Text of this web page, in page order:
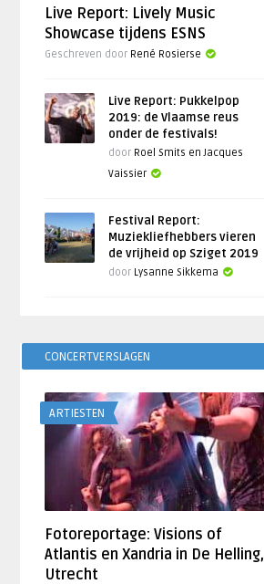
Live Report: Lively Music
Showcase tijdens ESNS
Geschreven door René Rosierse
Live Report: Pukkelpop
2019: de Vlaamse reus
onder de festivals!
door Roel Smits en Jacques
Vaissier
Festival Report:
Muziekliefhebbers vieren
de vrijheid op Sziget 2019
door Lysanne Sikkema
CONCERTVERSLAGEN
ARTIESTEN
Fotoreportage: Visions of
Atlantis en Xandria in De Helling,
Utrecht